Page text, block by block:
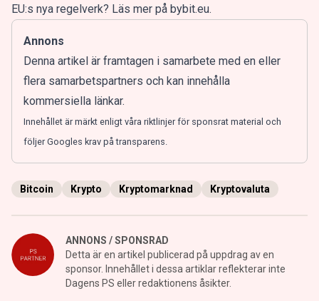
EU:s nya regelverk? Läs mer på bybit.eu.
Annons
Denna artikel är framtagen i samarbete med en eller
flera samarbetspartners och kan innehålla
kommersiella länkar.
Innehållet är märkt enligt våra riktlinjer för sponsrat material och
följer Googles krav på transparens.
Bitcoin Krypto Kryptomarknad Kryptovaluta
ANNONS / SPONSRAD
Detta är en artikel publicerad på uppdrag av en
sponsor. Innehållet i dessa artiklar reflekterar inte
Dagens PS eller redaktionens åsikter.